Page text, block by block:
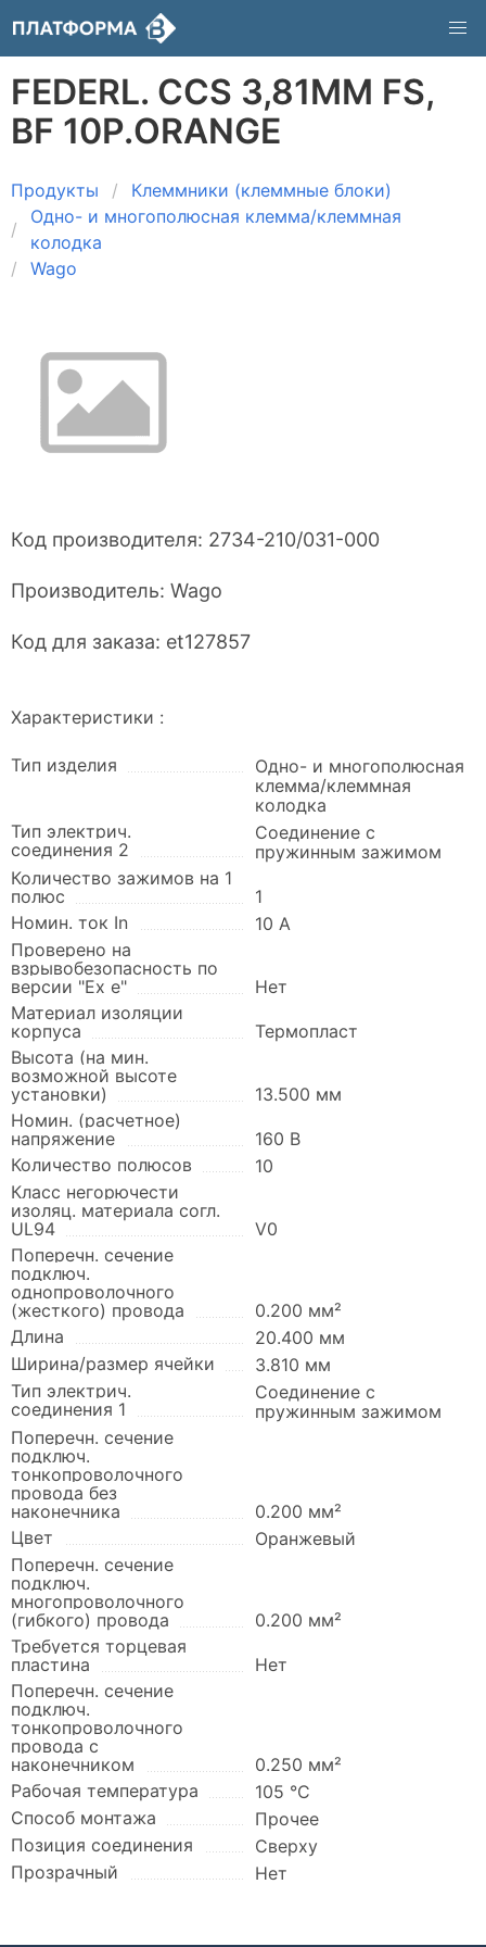
FEDERL. CCS 3,81MM FS,
BF 10P.ORANGE
Продукты
Клеммники (клеммные блоки)
Одно- и многополюсная клемма/клеммная
колодка
Wago
Код производителя: 2734-210/031-000
Производитель: Wago
Код для заказа: et127857
Характеристики :
Тип изделия
Одно- и многополюсная
клемма/клеммная
колодка
Тип электрич.
соединения 2
Соединение с
пружинным зажимом
Количество зажимов на 1
полюс
1
Номин. ток In
10 А
Проверено на
взрывобезопасность по
версии "Ex e"
Нет
Материал изоляции
корпуса
Термопласт
Высота (на мин.
возможной высоте
установки)
13.500 мм
Номин. (расчетное)
напряжение
160 В
Количество полюсов
10
Класс негорючести
изоляц. материала согл.
UL94
V0
Поперечн. сечение
подключ.
однопроволочного
(жесткого) провода
0.200 мм²
Длина
20.400 мм
Ширина/размер ячейки
3.810 мм
Тип электрич.
соединения 1
Соединение с
пружинным зажимом
Поперечн. сечение
подключ.
тонкопроволочного
провода без
наконечника
0.200 мм²
Цвет
Оранжевый
Поперечн. сечение
подключ.
многопроволочного
(гибкого) провода
0.200 мм²
Требуется торцевая
пластина
Нет
Поперечн. сечение
подключ.
тонкопроволочного
провода с
наконечником
0.250 мм²
Рабочая температура
105 °C
Способ монтажа
Прочее
Позиция соединения
Сверху
Прозрачный
Нет